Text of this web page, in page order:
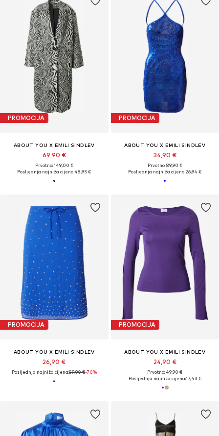
PROMOCIJA
ABOUT YOU X EMILI SINDLEV
69,90 €
Prvotno: 149,00 €
Posljednja najniža cijena:48,93 €
PROMOCIJA
ABOUT YOU X EMILI SINDLEV
34,90 €
Prvotno: 89,90 €
Posljednja najniža cijena:26,94 €
PROMOCIJA
ABOUT YOU X EMILI SINDLEV
26,90 €
Posljednja najniža cijena:89,90 €-70%
PROMOCIJA
ABOUT YOU X EMILI SINDLEV
24,90 €
Prvotno: 49,90 €
Posljednja najniža cijena:17,43 €